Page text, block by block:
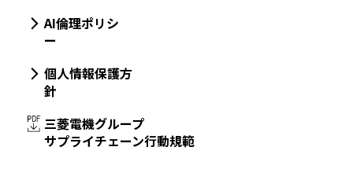
AI倫理ポリシ
ー
個人情報保護方
針
三菱電機グループ
サプライチェーン行動規範